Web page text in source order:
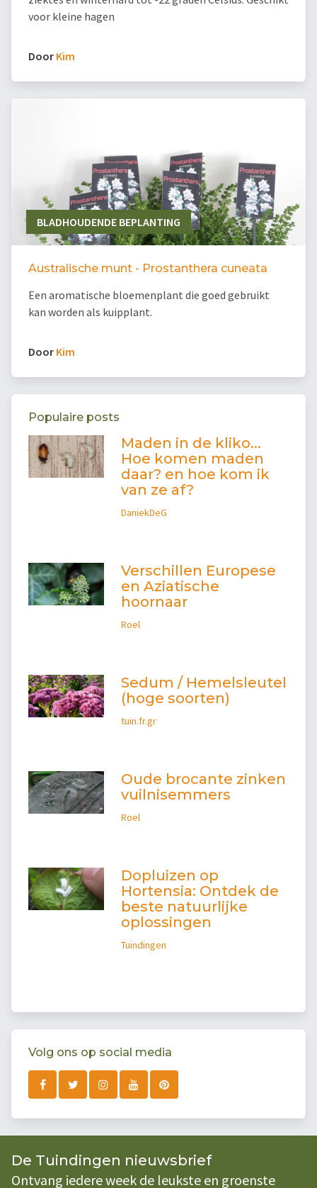
voor kleine hagen
Door Kim
BLADHOUDENDE BEPLANTING
Australische munt - Prostanthera cuneata
Een aromatische bloemenplant die goed gebruikt
kan worden als kuipplant.
Door Kim
Populaire posts
Maden in de kliko...
Hoe komen maden
daar? en hoe kom ik
van ze af?
DaniekDeG
Verschillen Europese
en Aziatische
hoornaar
Roel
Sedum / Hemelsleutel
(hoge soorten)
tuin.fr.gr
Oude brocante zinken
vuilnisemmers
Roel
Dopluizen op
Hortensia: Ontdek de
beste natuurlijke
oplossingen
Tuindingen
Volg ons op social media
De Tuindingen nieuwsbrief
Ontvang iedere week de leukste en groenste